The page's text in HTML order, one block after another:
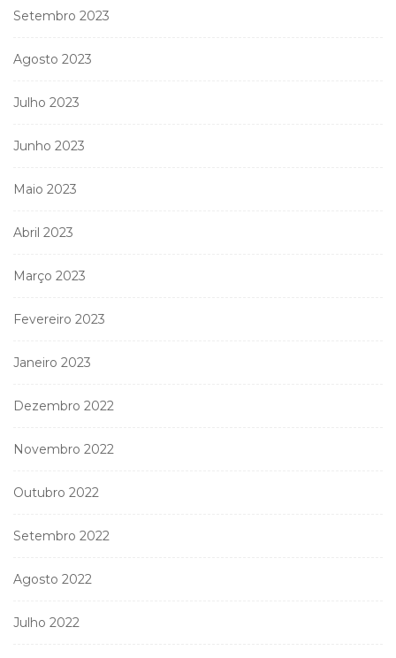
Setembro 2023
Agosto 2023
Julho 2023
Junho 2023
Maio 2023
Abril 2023
Março 2023
Fevereiro 2023
Janeiro 2023
Dezembro 2022
Novembro 2022
Outubro 2022
Setembro 2022
Agosto 2022
Julho 2022